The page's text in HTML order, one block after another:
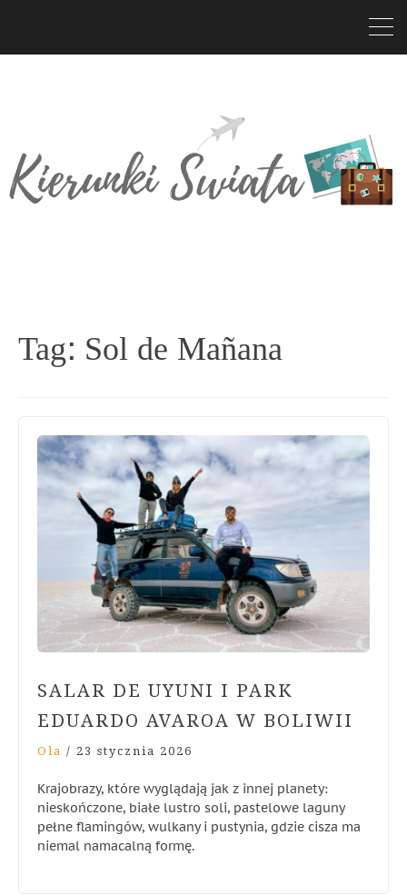
Tag: Sol de Mañana
SALAR DE UYUNI I PARK
EDUARDO AVAROA W BOLIWII
Ola / 23 stycznia 2026
Krajobrazy, które wyglądają jak z innej planety:
nieskończone, białe lustro soli, pastelowe laguny
pełne flamingów, wulkany i pustynia, gdzie cisza ma
niemal namacalną formę.